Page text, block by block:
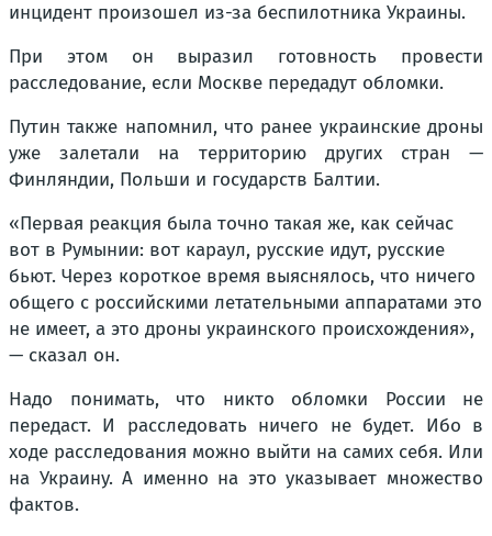
инцидент произошел из-за беспилотника Украины.
При этом он выразил готовность провести
расследование, если Москве передадут обломки.
Путин также напомнил, что ранее украинские дроны
уже залетали на территорию других стран —
Финляндии, Польши и государств Балтии.
«Первая реакция была точно такая же, как сейчас
вот в Румынии: вот караул, русские идут, русские
бьют. Через короткое время выяснялось, что ничего
общего с российскими летательными аппаратами это
не имеет, а это дроны украинского происхождения»,
— сказал он.
Надо понимать, что никто обломки России не
передаст. И расследовать ничего не будет. Ибо в
ходе расследования можно выйти на самих себя. Или
на Украину. А именно на это указывает множество
фактов.